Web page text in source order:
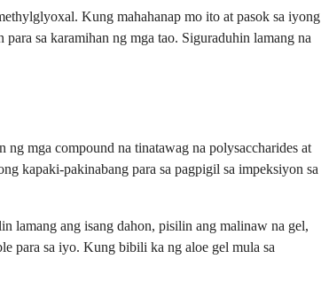
Kung mahahanap mo ito at pasok sa iyong
sa karamihan ng mga tao. Siguraduhin lamang na
ng mga compound na tinatawag na polysaccharides at
kapaki-pakinabang para sa pagpigil sa impeksiyon sa
lamang ang isang dahon, pisilin ang malinaw na gel,
para sa iyo. Kung bibili ka ng aloe gel mula sa